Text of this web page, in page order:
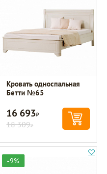
Кровать односпальная
Бетти №65
16 693Р
18 309Р
-9%